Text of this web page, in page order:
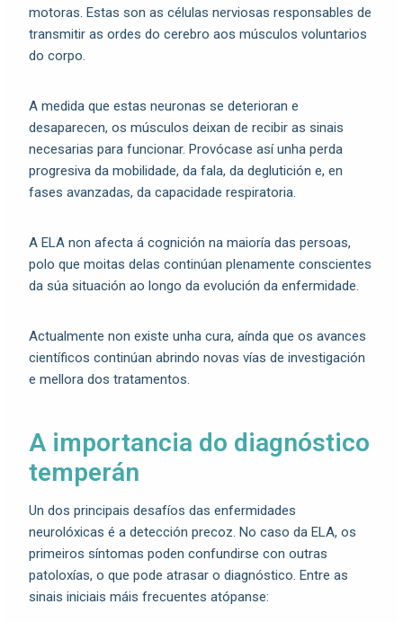
motoras. Estas son as células nerviosas responsables de
transmitir as ordes do cerebro aos músculos voluntarios
do corpo.
A medida que estas neuronas se deterioran e
desaparecen, os músculos deixan de recibir as sinais
necesarias para funcionar. Provócase así unha perda
progresiva da mobilidade, da fala, da deglutición e, en
fases avanzadas, da capacidade respiratoria.
A ELA non afecta á cognición na maioría das persoas,
polo que moitas delas continúan plenamente conscientes
da súa situación ao longo da evolución da enfermidade.
Actualmente non existe unha cura, aínda que os avances
científicos continúan abrindo novas vías de investigación
e mellora dos tratamentos.
A importancia do diagnóstico
temperán
Un dos principais desafíos das enfermidades
neurolóxicas é a detección precoz. No caso da ELA, os
primeiros síntomas poden confundirse con outras
patoloxías, o que pode atrasar o diagnóstico. Entre as
sinais iniciais máis frecuentes atópanse: